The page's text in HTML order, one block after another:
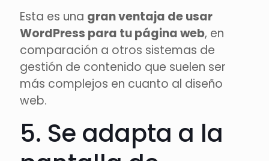
Esta es una gran ventaja de usar
WordPress para tu página web, en
comparación a otros sistemas de
gestión de contenido que suelen ser
más complejos en cuanto al diseño
web.
5. Se adapta a la